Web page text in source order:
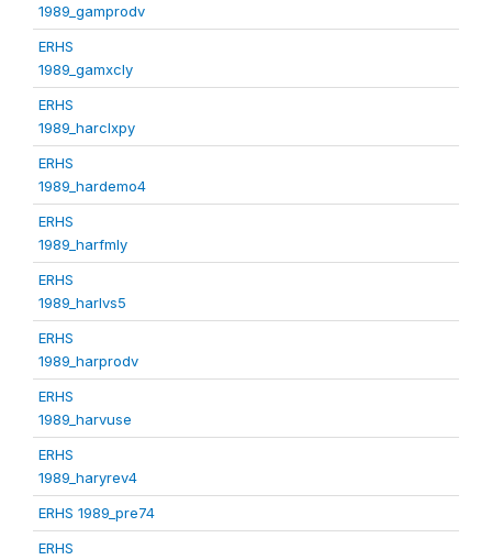
1989_gamprodv
ERHS
1989_gamxcly
ERHS
1989_harclxpy
ERHS
1989_hardemo4
ERHS
1989_harfmly
ERHS
1989_harlvs5
ERHS
1989_harprodv
ERHS
1989_harvuse
ERHS
1989_haryrev4
ERHS 1989_pre74
ERHS